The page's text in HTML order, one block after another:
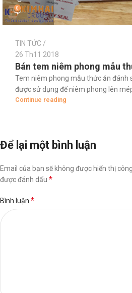
0
TIN TỨC
26 Th11 2018
Bán tem niêm phong mẫu
Tem niêm phong mẫu thức ăn đánh
được sử dụng để niêm phong lên mép
Continue reading
Để lại một bình luận
Email của bạn sẽ không được hiển thị
được đánh dấu *
Bình luận *